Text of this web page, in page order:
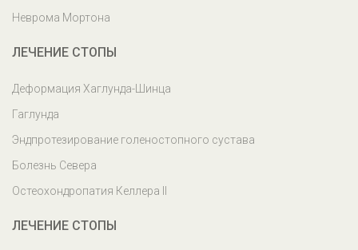
Неврома Мортона
ЛЕЧЕНИЕ СТОПЫ
Деформация Хаглунда-Шинца
Гаглунда
Эндпротезирование голеностопного сустава
Болезнь Севера
Остеохондропатия Келлера II
ЛЕЧЕНИЕ СТОПЫ